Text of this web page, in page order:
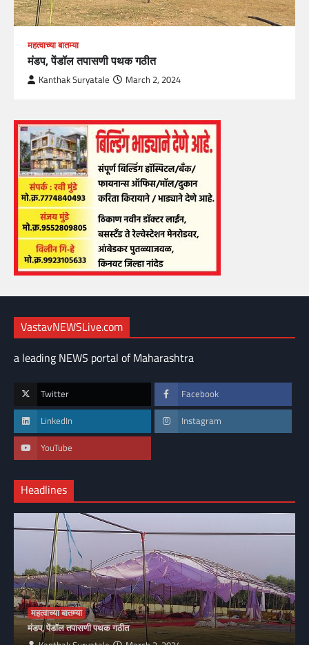
महत्वाच्या बातम्या
मंडप, पेंडॉल तपासणी पथक गठीत
Kanthak Suryatale March 2, 2024
VastavNEWSLive.com
a leading NEWS portal of Maharashtra
Twitter Facebook
LinkedIn Instagram
YouTube
Headlines
महत्वाच्या बातम्या
मंडप, पेंडॉल तपासणी पथक गठीत